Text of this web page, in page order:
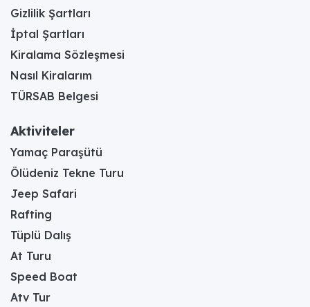
Gizlilik Şartları
İptal Şartları
Kiralama Sözleşmesi
Nasıl Kiralarım
TÜRSAB Belgesi
Aktiviteler
Yamaç Paraşütü
Ölüdeniz Tekne Turu
Jeep Safari
Rafting
Tüplü Dalış
At Turu
Speed Boat
Atv Tur